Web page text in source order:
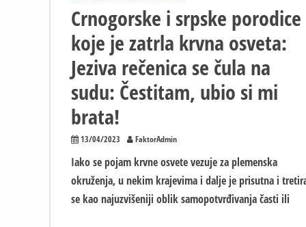
OSVETA
Crnogorske i srpske porodice
koje je zatrla krvna osveta:
Jeziva rečenica se čula na
sudu: Čestitam, ubio si mi
brata!
13/04/2023 FaktorAdmin
Iako se pojam krvne osvete vezuje za plemenska
okruženja, u nekim krajevima i dalje je prisutna i
se kao najuzvišeniji oblik samopotvrđivanja časti ili